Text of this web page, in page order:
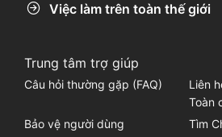
Việc làm trên toàn thế giới
Trung tâm trợ giúp
Câu hỏi thường gặp (FAQ)
Liên
Toàn
Bảo vệ người dùng
Tìm